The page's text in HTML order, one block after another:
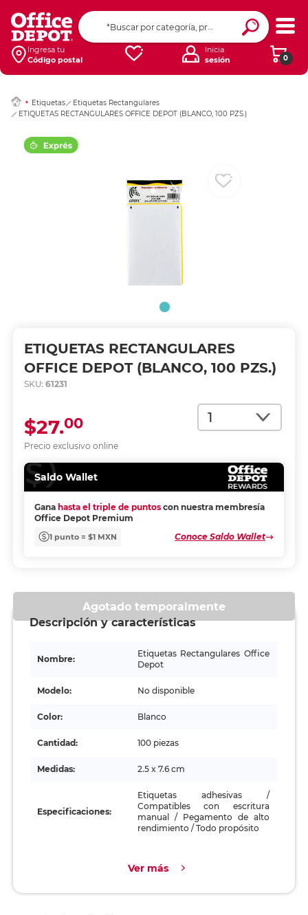
Ingresa tu
Código postal
0
Inicia
sesión
Etiquetas
Etiquetas Rectangulares
ETIQUETAS RECTANGULARES OFFICE DEPOT (BLANCO, 100 PZS.)
ETIQUETAS RECTANGULARES
OFFICE DEPOT (BLANCO, 100 PZS.)
SKU: 61231
Cantidad
Precio exclusivo online
$27.00
Saldo Wallet
Gana hasta el triple de puntos con nuestra membresía
Office Depot Premium
1 punto = $1 MXN Conoce Saldo Wallet
Ingresar Codigo
Agotado temporalmente
Descripción y características
Nombre:
Etiquetas Rectangulares Office
Depot
Modelo: No disponible
Color: Blanco
Cantidad: 100 piezas
Medidas: 2.5 x 7.6 cm
Especificaciones:
Etiquetas adhesivas /
Compatibles con escritura
manual / Pegamento de alto
rendimiento / Todo propósito
Ver más